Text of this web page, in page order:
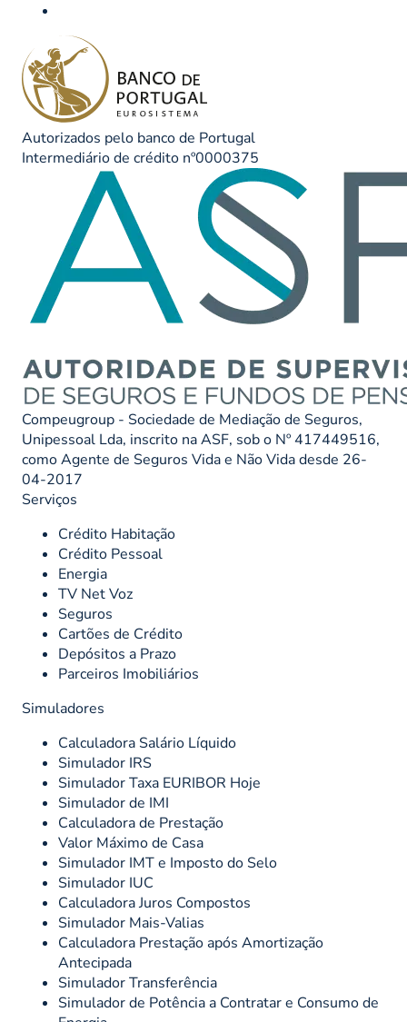
Autorizados pelo banco de Portugal
Intermediário de crédito nº0000375
Compeugroup - Sociedade de Mediação de Seguros,
Unipessoal Lda, inscrito na ASF, sob o Nº 417449516,
como Agente de Seguros Vida e Não Vida desde 26-
04-2017
Serviços
Crédito Habitação
Crédito Pessoal
Energia
TV Net Voz
Seguros
Cartões de Crédito
Depósitos a Prazo
Parceiros Imobiliários
Simuladores
Calculadora Salário Líquido
Simulador IRS
Simulador Taxa EURIBOR Hoje
Simulador de IMI
Calculadora de Prestação
Valor Máximo de Casa
Simulador IMT e Imposto do Selo
Simulador IUC
Calculadora Juros Compostos
Simulador Mais-Valias
Calculadora Prestação após Amortização
Antecipada
Simulador Transferência
Simulador de Potência a Contratar e Consumo de